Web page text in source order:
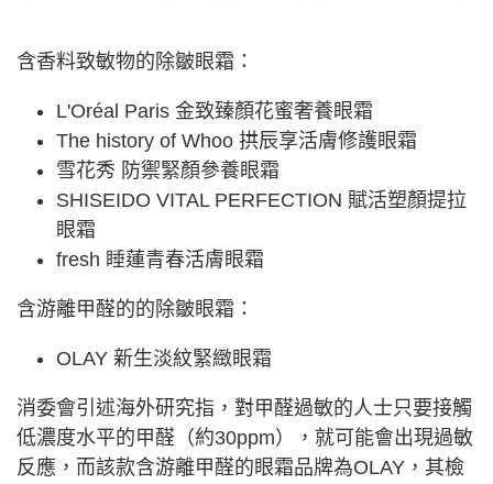
含香料致敏物的除皺眼霜：
L'Oréal Paris 金致臻顏花蜜奢養眼霜
The history of Whoo 拱辰享活膚修護眼霜
雪花秀 防禦緊顏參養眼霜
SHISEIDO VITAL PERFECTION 賦活塑顏提拉
眼霜
fresh 睡蓮青春活膚眼霜
含游離甲醛的的除皺眼霜：
OLAY 新生淡紋緊緻眼霜
消委會引述海外研究指，對甲醛過敏的人士只要接觸
低濃度水平的甲醛（約30ppm），就可能會出現過敏
反應，而該款含游離甲醛的眼霜品牌為OLAY，其檢